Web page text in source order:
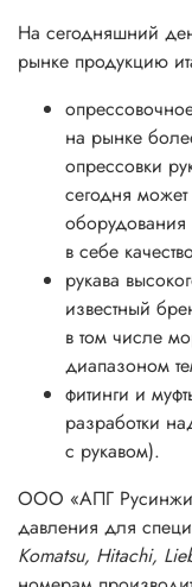
На сегодняшний
рынке продукцию
на рынке
опрессовки
сегодня
оборудования
в себе
рукава
известный
в том числе
диапазоном
фитинги и
разработки
с рукавом).
ООО «АПГ
давления для
Komatsu, Hitachi,